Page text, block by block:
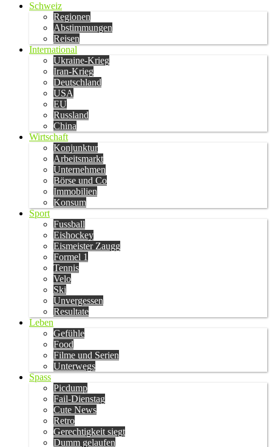
Schweiz
Regionen
Abstimmungen
Reisen
International
Ukraine-Krieg
Iran-Krieg
Deutschland
USA
EU
Russland
China
Wirtschaft
Konjunktur
Arbeitsmarkt
Unternehmen
Börse und Co
Immobilien
Konsum
Sport
Fussball
Eishockey
Eismeister Zaugg
Formel 1
Tennis
Velo
Ski
Unvergessen
Resultate
Leben
Gefühle
Food
Filme und Serien
Unterwegs
Spass
Picdump
Fail-Dienstag
Cute News
Retro
Gerechtigkeit siegt
Dumm gelaufen